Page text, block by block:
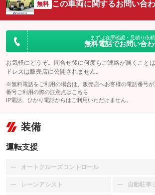
無料 この車両に関するお問い合
まずは在庫確認・見積り依頼
無料電話でお問い合
お気軽にどうぞ。問合せ後に何度もご連絡が届くこと
ドレスは販売店に公開されません。
※無料電話をご利用の場合は、販売店へお客様の電話番号
番号ご利用の際の注意点は こちら
IP電話、ひかり電話からはご利用いただけません。
装備
運転支援
オートクルーズコントロール
：装備なし
レーンアシスト
：装備なし 自動駐車
：装備な